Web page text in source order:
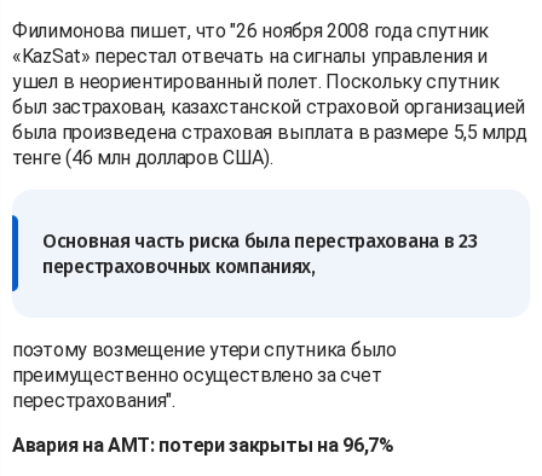
Филимонова пишет, что "26 ноября 2008 года спутник
«KazSat» перестал отвечать на сигналы управления и
ушел в неориентированный полет. Поскольку спутник
был застрахован, казахстанской страховой организацией
была произведена страховая выплата в размере 5,5 млрд
тенге (46 млн долларов США).
Основная часть риска была перестрахована в 23
перестраховочных компаниях,
поэтому возмещение утери спутника было
преимущественно осуществлено за счет
перестрахования".
Авария на АМТ: потери закрыты на 96,7%